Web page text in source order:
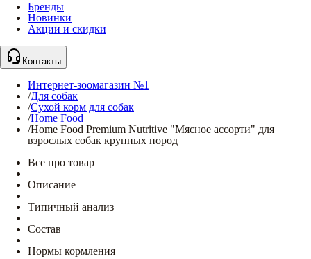
Бренды
Новинки
Акции и скидки
Контакты
Интернет-зоомагазин №1
/Для собак
/Сухой корм для собак
/Home Food
/Home Food Premium Nutritive "Мясное ассорти" для
взрослых собак крупных пород
Все про товар
Описание
Типичный анализ
Состав
Нормы кормления